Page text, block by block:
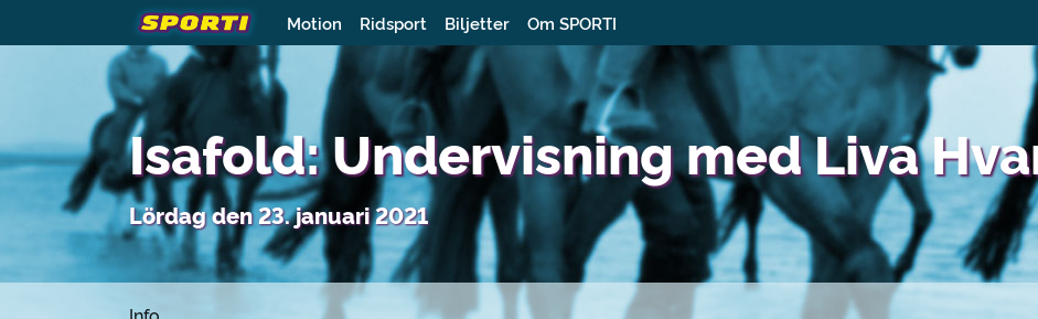
Motion Ridsport Biljetter Om SPORTI
Isafold: Undervisning med Liva
Lördag den 23. januari 2021